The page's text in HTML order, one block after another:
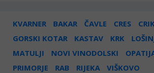
KVARNER BAKAR ČAVLE CRES
GORSKI KOTAR
KASTAV KRK
MATULJI
NOVI VINODOLSKI
PRIMORJE
RAB RIJEKA VIŠKOVO